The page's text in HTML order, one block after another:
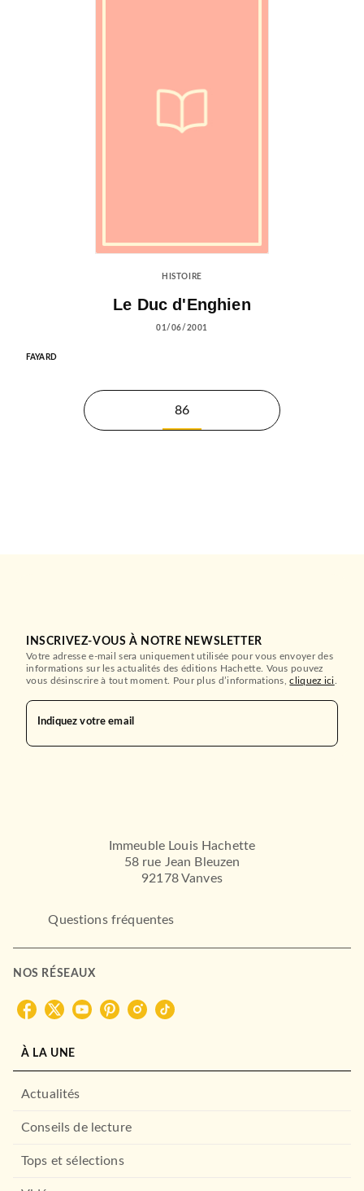
HISTOIRE
Le Duc d'Enghien
01/06/2001
FAYARD
86
INSCRIVEZ-VOUS À NOTRE NEWSLETTER
Votre adresse e-mail sera uniquement utilisée pour vous envoyer des
informations sur les actualités des éditions Hachette. Vous pouvez
vous désinscrire à tout moment. Pour plus d’informations,cliquez ici
Indiquez votre email
Immeuble Louis Hachette
58 rue Jean Bleuzen
92178 Vanves
Questions fréquentes
NOS RÉSEAUX
À LA UNE
Actualités
Conseils de lecture
Tops et sélections